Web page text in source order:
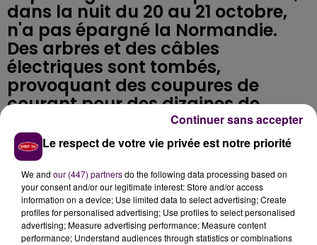
dans la nuit du 20 au 21 octobre,
n'a pas épargné la Normandie.
Des arbres et des câbles
électriques sont tombés,
provoquant des coupures de
courant pour des dizaines de
milliers de foyers, et une
interruption du trafic ferroviaire.
Le respect de votre vie privée est notre priorité
We and our (447) partnersdo the following data processing based on
your consent and/or our legitimate interest: Store and/or access
information on a device; Use limited data to select advertising; Create
profiles for personalised advertising; Use profiles to select personalised
advertising; Measure advertising performance; Measure content
performance; Understand audiences through statistics or combinations
Continuer sans accepter